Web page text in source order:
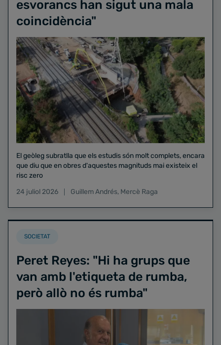
esvorancs han sigut una mala
coincidència"
El geòleg subratlla que els estudis són molt complets, encara
que diu que en obres d'aquestes magnituds mai existeix el
risc zero
24 juliol 2026
Guillem Andrés, Mercè Raga
SOCIETAT
Peret Reyes: "Hi ha grups que
van amb l'etiqueta de rumba,
però allò no és rumba"